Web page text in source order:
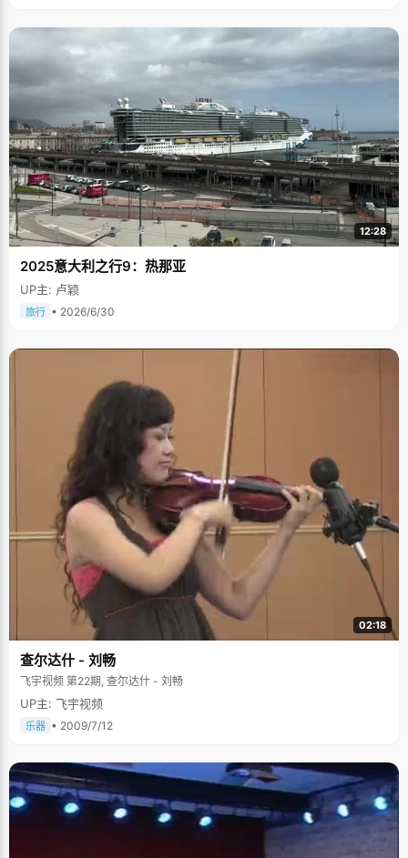
12:28
2025意大利之行9：热那亚
UP主: 卢颖
旅行 • 2026/6/30
02:18
查尔达什 - 刘畅
飞宇视频 第22期, 查尔达什 - 刘畅
UP主: 飞宇视频
乐器 • 2009/7/12